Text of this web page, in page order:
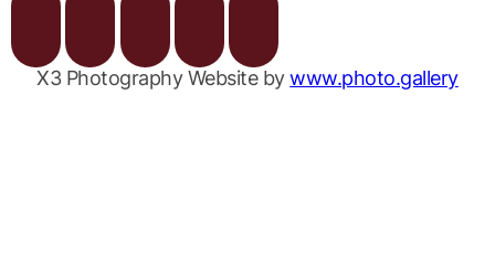
X3 Photography Website bywww.photo.gallery